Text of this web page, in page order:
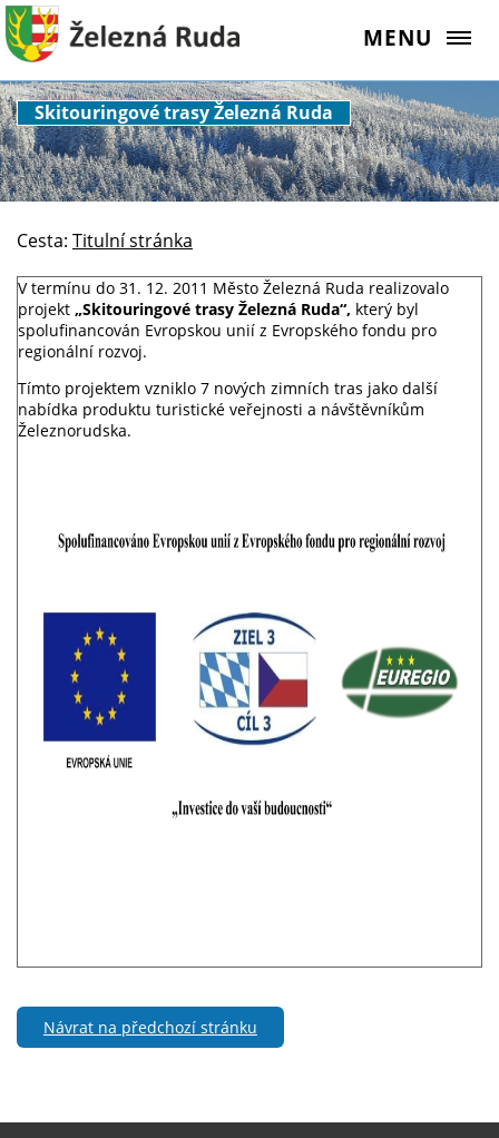
MENU
Skitouringové trasy Železná Ruda
Cesta: Titulní stránka
V termínu do 31. 12. 2011 Město Železná Ruda realizovalo
projekt „Skitouringové trasy Železná Ruda“, který byl
spolufinancován Evropskou unií z Evropského fondu pro
regionální rozvoj.
Tímto projektem vzniklo 7 nových zimních tras jako další
nabídka produktu turistické veřejnosti a návštěvníkům
Železnorudska.
Návrat na předchozí stránku